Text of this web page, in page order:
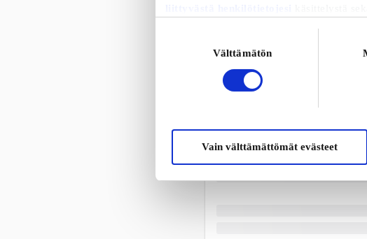
Välttämätön
Vain välttämättömät evästeet